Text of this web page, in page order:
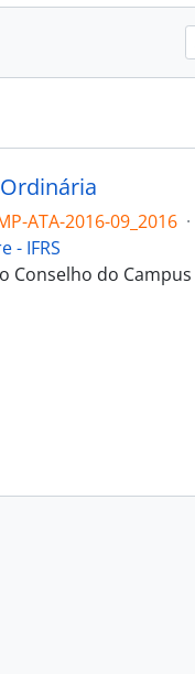
ATA-2016-09_2016 ·
- IFRS
Conselho do